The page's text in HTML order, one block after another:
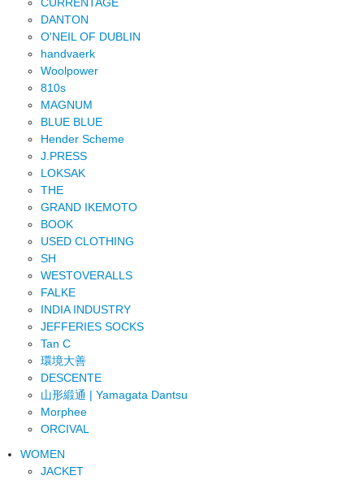
DANTON
O'NEIL OF DUBLIN
handvaerk
Woolpower
810s
MAGNUM
BLUE BLUE
Hender Scheme
J.PRESS
LOKSAK
THE
GRAND IKEMOTO
BOOK
USED CLOTHING
SH
WESTOVERALLS
FALKE
INDIA INDUSTRY
JEFFERIES SOCKS
Tan C
環境大善
DESCENTE
山形緞通 | Yamagata Dantsu
Morphee
ORCIVAL
WOMEN
JACKET